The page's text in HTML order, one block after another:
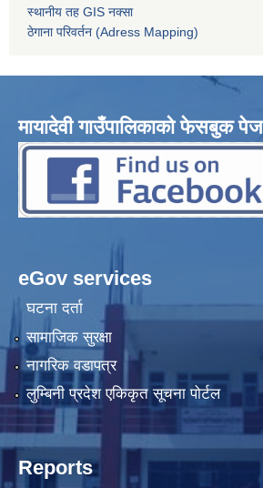
स्थानीय तह GIS नक्सा
ठेगाना परिवर्तन (Adress Mapping)
मायादेवी गाउँपालिकाको फेसबुक पेज
eGov services
घटना दर्ता
सामाजिक सुरक्षा
नागरिक वडापत्र
लुम्बिनी प्रदेश एकिकृत सूचना पोर्टल
Reports